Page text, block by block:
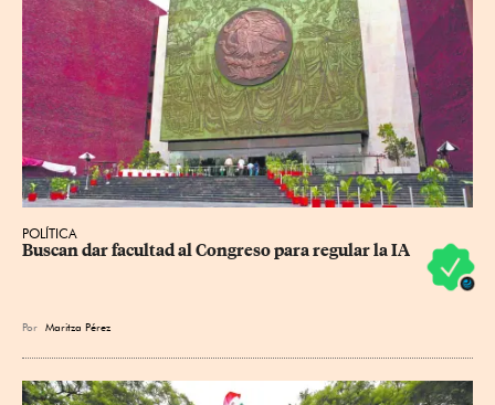
POLÍTICA
Buscan dar facultad al Congreso para regular la IA
Por Maritza Pérez